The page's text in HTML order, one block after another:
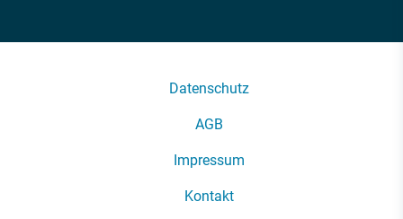
Datenschutz
AGB
Impressum
Kontakt